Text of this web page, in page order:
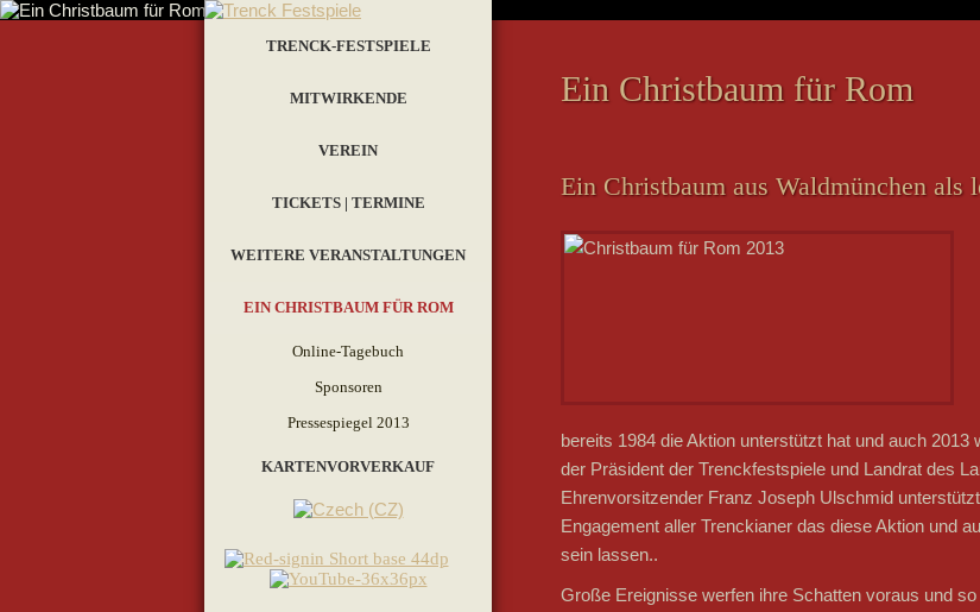
TRENCK-FESTSPIELE
MITWIRKENDE
VEREIN
TICKETS | TERMINE
WEITERE VERANSTALTUNGEN
EIN CHRISTBAUM FÜR ROM
Online-Tagebuch
Sponsoren
Pressespiegel 2013
KARTENVORVERKAUF
Ein Christbaum für Rom
Ein Christbaum aus Waldmünchen als
bereits 1984 die Aktion unterstützt hat und auch
der Präsident der Trenckfestspiele und Landrat des
Ehrenvorsitzender Franz Joseph Ulschmid
Engagement aller Trenckianer das diese Aktion und
sein lassen..
Große Ereignisse werfen ihre Schatten voraus und